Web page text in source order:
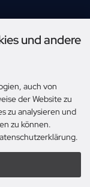
und andere
auch von
der Website zu
zu analysieren und
zu können.